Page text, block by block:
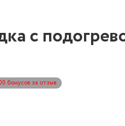
с
бонусов за отзыв